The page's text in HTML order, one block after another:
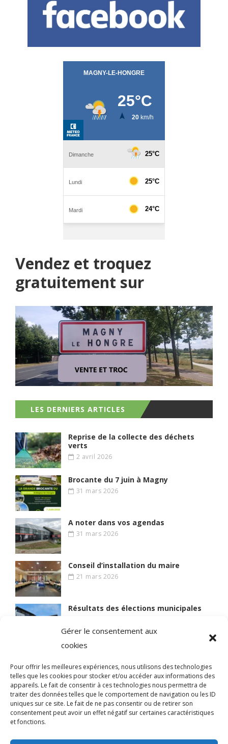
Gérer le consentement aux
cookies
Pour offrir les meilleures expériences, nous utilisons des technologies
telles que les cookies pour stocker et/ou accéder aux informations des
appareils. Le fait de consentir à ces technologies nous permettra de
traiter des données telles que le comportement de navigation ou les ID
uniques sur ce site. Le fait de ne pas consentir ou de retirer son
consentement peut avoir un effet négatif sur certaines caractéristiques
et fonctions.
Vendez et troquez
gratuitement sur
LES DERNIERS ARTICLES
Reprise de la collecte des déchets
verts
2 avril 2026
Brocante du 7 juin à Magny
31 mars 2026
A noter dans vos agendas
31 mars 2026
Conseil d’installation du maire
21 mars 2026
Résultats des élections municipales
© 2021 BIEN VIVRE A MAGNY